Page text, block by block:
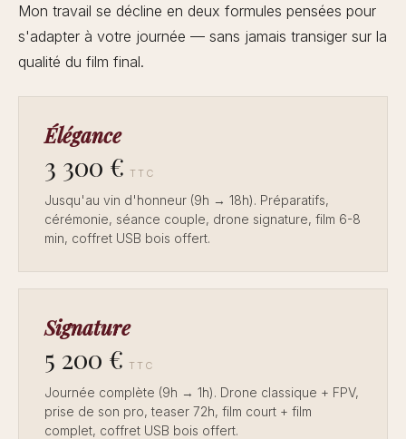
Mon travail se décline en deux formules pensées pour
s'adapter à votre journée — sans jamais transiger sur la
qualité du film final.
Élégance
3 300 € TTC
Jusqu'au vin d'honneur (9h → 18h). Préparatifs,
cérémonie, séance couple, drone signature, film 6-8
min, coffret USB bois offert.
Signature
5 200 € TTC
Journée complète (9h → 1h). Drone classique + FPV,
prise de son pro, teaser 72h, film court + film
complet, coffret USB bois offert.